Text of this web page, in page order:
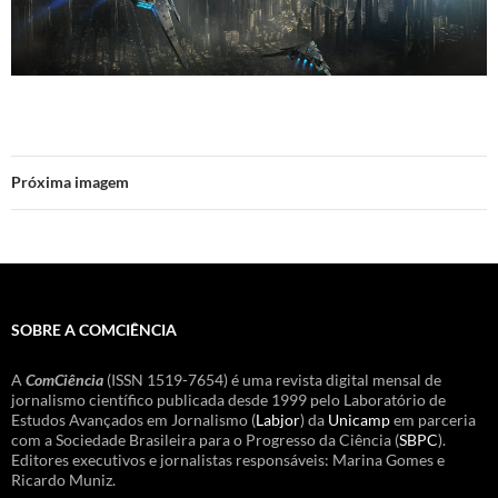
Próxima imagem
SOBRE A COMCIÊNCIA
A ComCiência (ISSN 1519-7654) é uma revista digital mensal de
jornalismo científico publicada desde 1999 pelo Laboratório de
Estudos Avançados em Jornalismo (Labjor) da Unicampem parceria
com a Sociedade Brasileira para o Progresso da Ciência (SBPC).
Editores executivos e jornalistas responsáveis: Marina Gomes e
Ricardo Muniz.